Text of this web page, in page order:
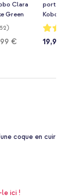
Clara
Green
€
portefeuille
Kobo Clara
Cherry
Notation:
95%
19,99 €
coque en cuir
le ici !